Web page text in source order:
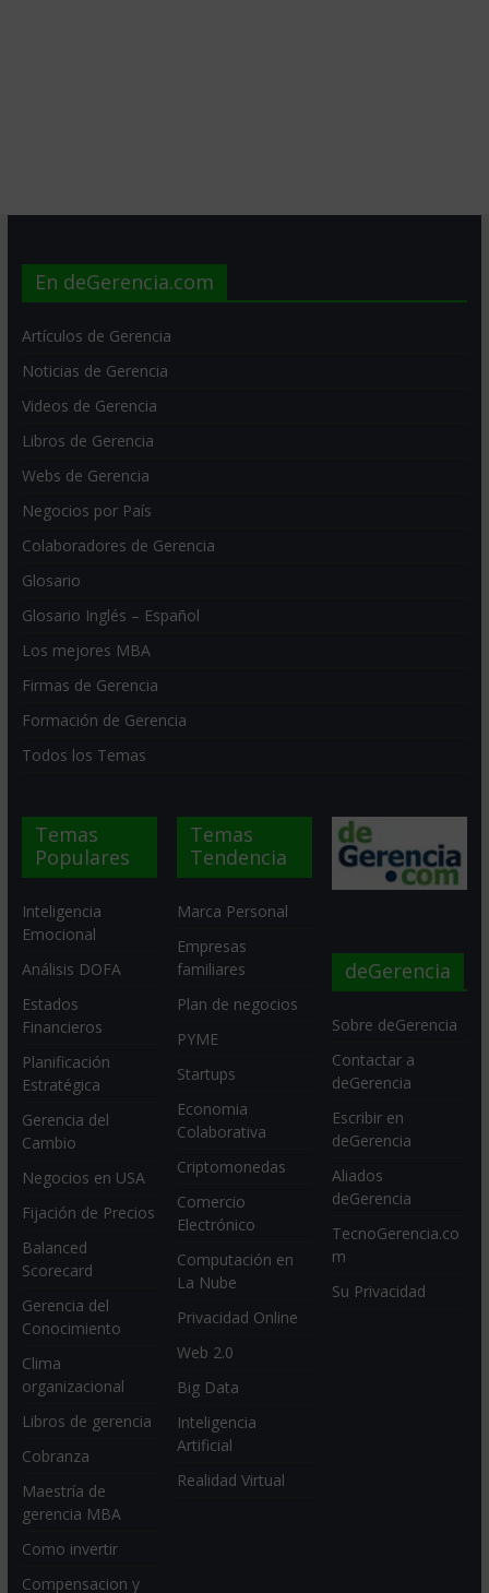
En deGerencia.com
Artículos de Gerencia
Noticias de Gerencia
Videos de Gerencia
Libros de Gerencia
Webs de Gerencia
Negocios por País
Colaboradores de Gerencia
Glosario
Glosario Inglés – Español
Los mejores MBA
Firmas de Gerencia
Formación de Gerencia
Todos los Temas
Temas
Populares
Inteligencia
Emocional
Análisis DOFA
Estados
Financieros
Planificación
Estratégica
Gerencia del
Cambio
Negocios en USA
Fijación de Precios
Balanced
Scorecard
Gerencia del
Conocimiento
Clima
organizacional
Libros de gerencia
Cobranza
Maestría de
gerencia MBA
Como invertir
Compensacion y
Temas
Tendencia
Marca Personal
Empresas
familiares
Plan de negocios
PYME
Startups
Economia
Colaborativa
Criptomonedas
Comercio
Electrónico
Computación en
La Nube
Privacidad Online
Web 2.0
Big Data
Inteligencia
Artificial
Realidad Virtual
deGerencia
Sobre deGerencia
Contactar a
deGerencia
Escribir en
deGerencia
Aliados
deGerencia
TecnoGerencia.co
m
Su Privacidad